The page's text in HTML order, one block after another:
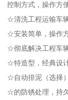
控制方式，操作方便
☆清洗工程运输车
☆安装简单，操作
☆彻底解决工程车
☆特造型，经典设
☆自动排泥（选择
☆的防锈处理，持